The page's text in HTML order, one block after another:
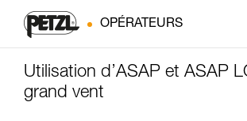
OPÉRATEURS
Utilisation d’ASAP et ASAP
grand vent